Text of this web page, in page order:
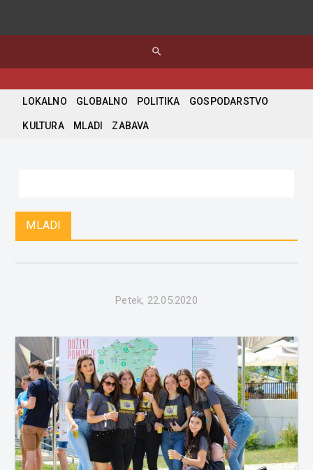
search
LOKALNO GLOBALNO POLITIKA GOSPODARSTVO
KULTURA MLADI ZABAVA
MLADI
Petek, 22.05.2020